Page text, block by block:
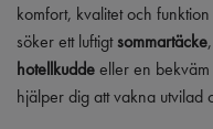
komfort, kvalitet och
söker ett luftigtsommartäcke
hotellkuddeeller en
hjälper dig att vakna utvilad